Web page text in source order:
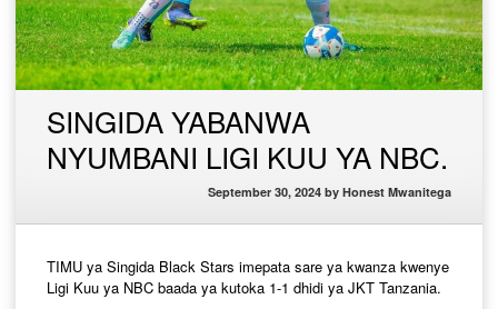
SINGIDA YABANWA
NYUMBANI LIGI KUU YA NBC.
September 30, 2024 by Honest Mwanitega
TIMU ya Singida Black Stars imepata sare ya kwanza kwenye
Ligi Kuu ya NBC baada ya kutoka 1-1 dhidi ya JKT Tanzania.